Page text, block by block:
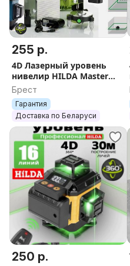
255 р.
4D Лазерный уровень
нивелир HILDA Master
ScanFull 16 линий яркий
зелёный лазер нивилир
Брест
Гарантия
Доставка по Беларуси
250 р.